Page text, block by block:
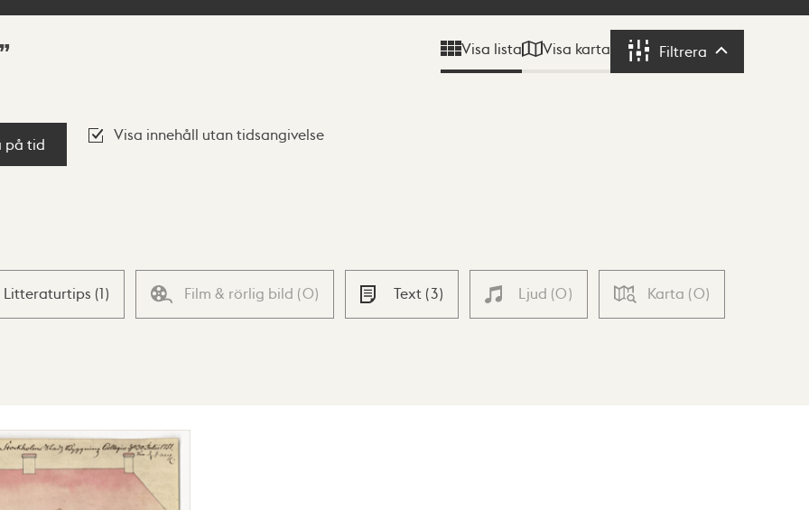
Visa lista Visa karta Filtrera Filtrera
på tid
Visa innehåll utan tidsangivelse
Litteraturtips (1) Film & rörlig bild (0) Text (3) Ljud (0) Karta (0)